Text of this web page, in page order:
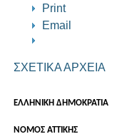
Print
Email
ΣΧΕΤΙΚΑ ΑΡΧΕΙΑ
ΕΛΛΗΝΙΚΗ ΔΗΜΟΚΡΑΤΙΑ
ΝΟΜΟΣ ΑΤΤΙΚΗΣ